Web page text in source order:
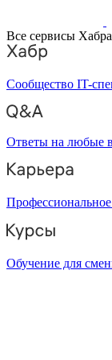
Все сервисы Хабра
Сообщество IT-
Ответы на любые
Обучение для